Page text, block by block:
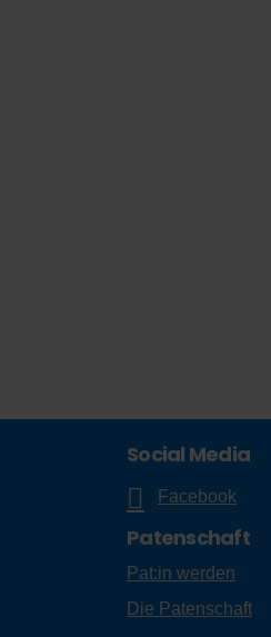
Social Media
Facebook
Patenschaft
Pat:in werden
Die Patenschaft